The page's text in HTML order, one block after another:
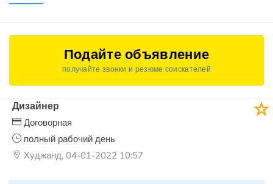
Подайте объявление
получайте звонки и резюме соискателей
Дизайнер
Договорная
полный рабочий день
Худжанд, 04-01-2022 10:57